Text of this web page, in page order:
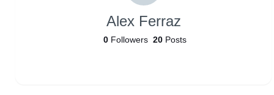
Alex Ferraz
0Followers 20Posts